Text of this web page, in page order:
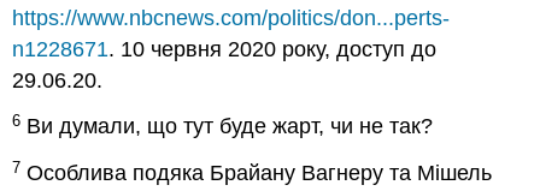
https://www.nbcnews.com/politics/don...perts-
n1228671. 10 червня 2020 року, доступ до
29.06.20.
6 Ви думали, що тут буде жарт, чи не так?
7 Особлива подяка Брайану Вагнеру та Мішель